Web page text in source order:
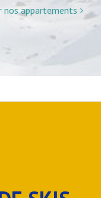
nos appartements